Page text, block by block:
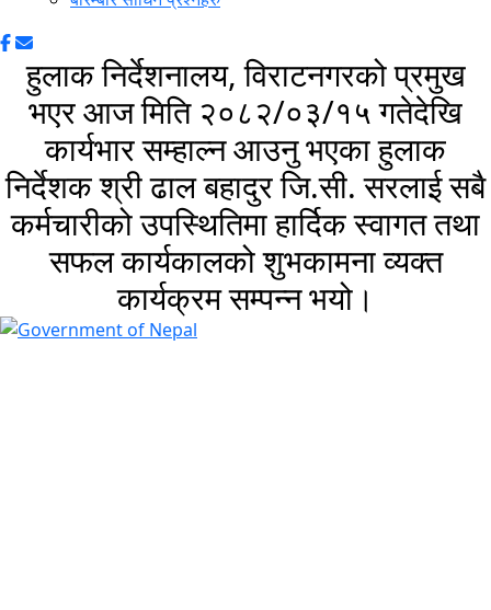
हुलाक निर्देशनालय, विराटनगरको प्रमुख
भएर आज मिति २०८२/०३/१५ गतेदेखि
कार्यभार सम्हाल्न आउनु भएका हुलाक
निर्देशक श्री ढाल बहादुर जि.सी. सरलाई सबै
कर्मचारीको उपस्थितिमा हार्दिक स्वागत तथा
सफल कार्यकालको शुभकामना व्यक्त
कार्यक्रम सम्पन्न भयो।